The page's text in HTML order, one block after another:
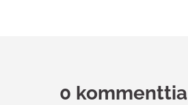
0 kommenttia